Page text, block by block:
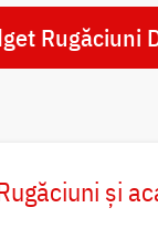
Rugăciuni
și